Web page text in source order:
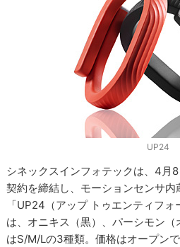
UP24
シネックスインフォテックは、4月
契約を締結し、モーションセンサ内
「UP24（アップ トゥエンティフ
は、オニキス（黒）、パーシモン
はS/M/Lの3種類。価格はオープン